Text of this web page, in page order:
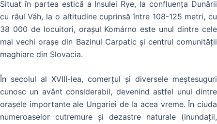
Situat în partea estică a Insulei Rye, la confluența Dunării
cu râul Váh, la o altitudine cuprinsă între 108-125 metri, cu
38 000 de locuitori, orașul Komárno este unul dintre cele
mai vechi orașe din Bazinul Carpatic şi centrul comunităţii
maghiare din Slovacia.
În secolul al XVIII-lea, comerțul și diversele meștesuguri
cunosc un avânt considerabil, devenind astfel unul dintre
orașele importante ale Ungariei de la acea vreme. În ciuda
numeroaselor cutremure și dezastre naturale (inundații,